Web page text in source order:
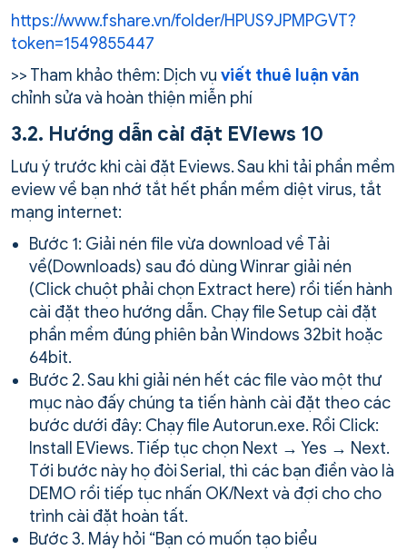
https://www.fshare.vn/folder/HPUS9JPMPGVT?
token=1549855447
>> Tham khảo thêm: Dịch vụ viết thuê luận văn
chỉnh sửa và hoàn thiện miễn phí
3.2. Hướng dẫn cài đặt EViews 10
Lưu ý trước khi cài đặt Eviews. Sau khi tải phần mềm
eview về bạn nhớ tắt hết phần mềm diệt virus, tắt
mạng internet:
Bước 1: Giải nén file vừa download về Tải
về(Downloads) sau đó dùng Winrar giải nén
(Click chuột phải chọn Extract here) rồi tiến hành
cài đặt theo hướng dẫn. Chạy file Setup cài đặt
phần mềm đúng phiên bản Windows 32bit hoặc
64bit.
Bước 2. Sau khi giải nén hết các file vào một thư
mục nào đấy chúng ta tiến hành cài đặt theo các
bước dưới đây: Chạy file Autorun.exe. Rồi Click:
Install EViews. Tiếp tục chọn Next → Yes → Next.
Tới bước này họ đòi Serial, thì các bạn điền vào là
DEMO rồi tiếp tục nhấn OK/Next và đợi cho cho
trình cài đặt hoàn tất.
Bước 3. Máy hỏi “Bạn có muốn tạo biểu